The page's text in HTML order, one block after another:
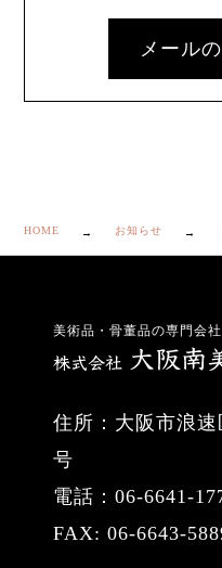
メール
HOME お知らせ
美術品・骨董品の専門会社
住所：大阪市浪
号
電話：06-6641-
FAX: 06-6643-